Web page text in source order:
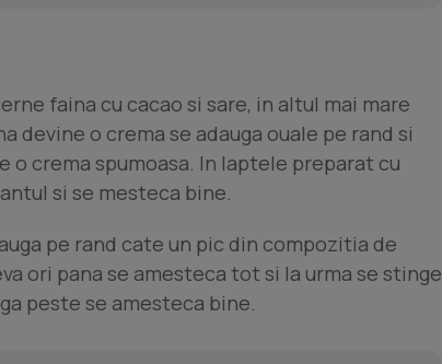
faina cu cacao si sare, in altul mai mare
devine o crema se adauga ouale pe rand si
o crema spumoasa. In laptele preparat cu
si se mesteca bine.
pe rand cate un pic din compozitia de
ori pana se amesteca tot si la urma se stinge
peste se amesteca bine.